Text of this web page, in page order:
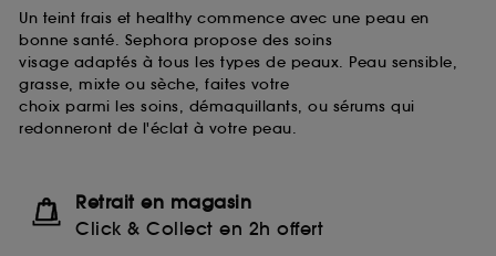
Un teint frais et healthy commence avec une peau en
bonne santé. Sephora propose des soins
visage adaptés à tous les types de peaux. Peau sensible,
grasse, mixte ou sèche, faites votre
choix parmi les soins, démaquillants, ou sérums qui
redonneront de l'éclat à votre peau.
Retrait en magasin
Click & Collect en 2h offert
collectées ou générées lors de votre activité en ligne
ou en magasin. Pour refuser tous les cookies, cliques
sur "continuer sans accepter". Voous pouvez à tout
moment choisir de retirer votrte consentement. Si vous
souhaitez obtenir plus d'information sur les cookies
utilisés, cliquezici.